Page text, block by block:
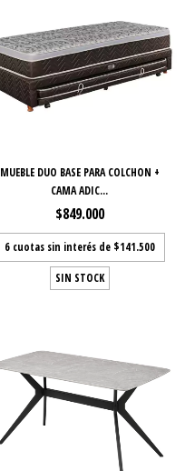
MUEBLE DUO BASE PARA COLCHON +
CAMA ADIC...
$849.000
6 cuotas sin interés de $141.500
SIN STOCK